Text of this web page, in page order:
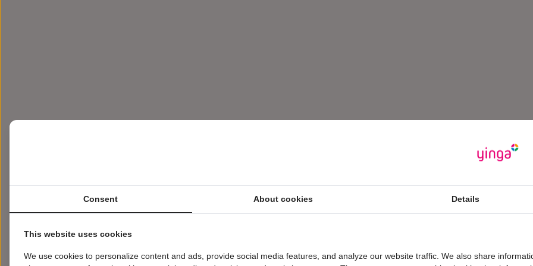
Consent About cookies Details
This website uses cookies
We use cookies to personalize content and ads, provide social media features, and analyze our website traffic. We also share